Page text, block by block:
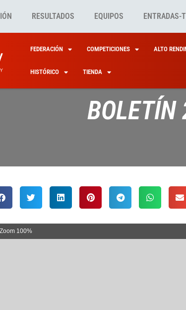
RESULTADOS EQUIPOS ENTRADAS-
FEDERACIÓN COMPETICIONES ALTO
HISTÓRICO TIENDA
Zoom 100%